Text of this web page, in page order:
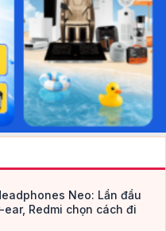
Neo: Lần đầu
Redmi chọn cách đi